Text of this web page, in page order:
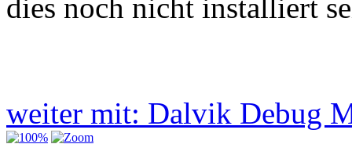
dies noch nicht installiert
weiter mit: Dalvik Debug